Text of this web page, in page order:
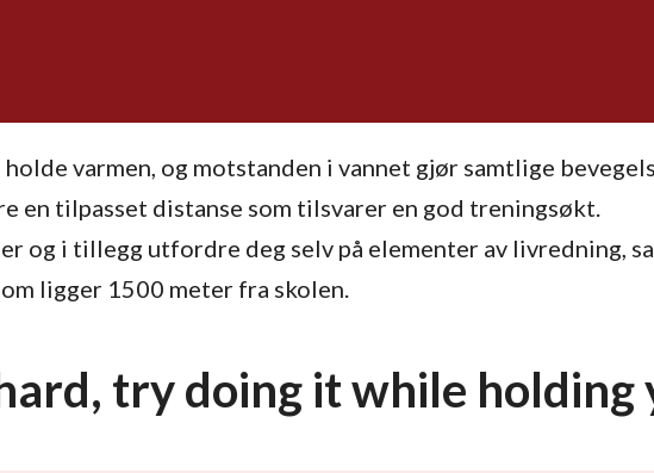
varmen, og motstanden i vannet gjør samtlige
en tilpasset distanse som tilsvarer en god treningsøkt.
og i tillegg utfordre deg selv på elementer av livredning,
ligger 1500 meter fra skolen.
try doing it while